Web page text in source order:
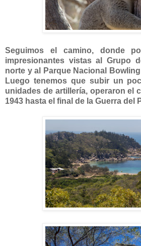
Seguimos el camino, donde
impresionantes vistas al Grupo
norte y al Parque Nacional
Luego tenemos que subir un
unidades de artillería, operaron el
1943 hasta el final de la Guerra del